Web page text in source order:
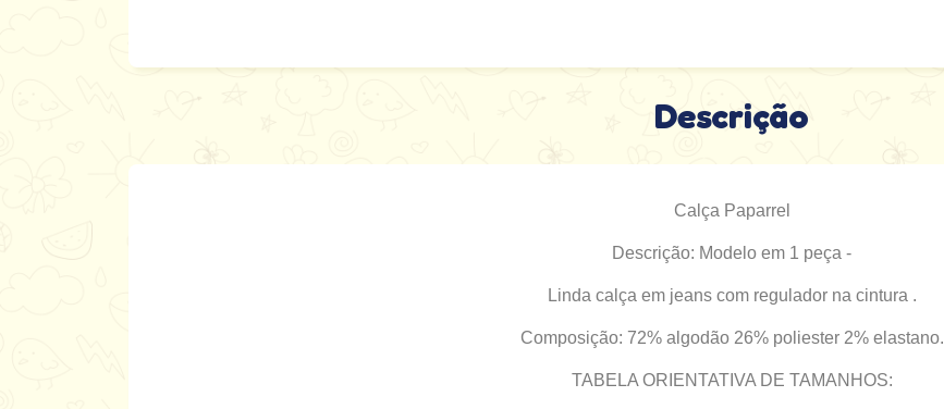
Descrição
Calça Paparrel
Descrição: Modelo em 1 peça -
Linda calça em jeans com regulador na cintura .
Composição: 72% algodão 26% poliester 2% elastano.
TABELA ORIENTATIVA DE TAMANHOS: